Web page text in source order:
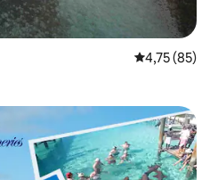
4,75 de uma
4,75 (85)